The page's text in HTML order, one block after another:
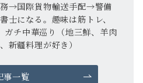
→国際貨物輸送手配→警備
士になる。趣味は筋トレ、
チ中華巡り（地三鮮、羊肉
新疆料理が好き）
事一覧